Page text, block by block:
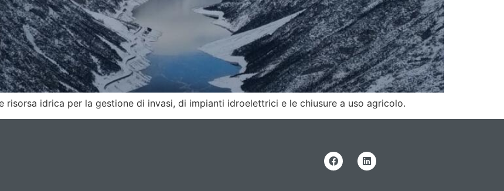
idrica per la gestione di invasi, di impianti idroelettrici e le chiusure a uso agricolo.